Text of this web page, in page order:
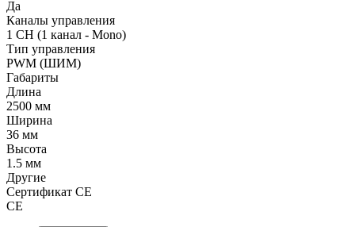
Да
Каналы управления
1 CH (1 канал - Mono)
Тип управления
PWM (ШИМ)
Габариты
Длина
2500 мм
Ширина
36 мм
Высота
1.5 мм
Другие
Сертификат CE
CE